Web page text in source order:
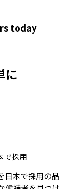
today
に
で採用
日本で採用の品